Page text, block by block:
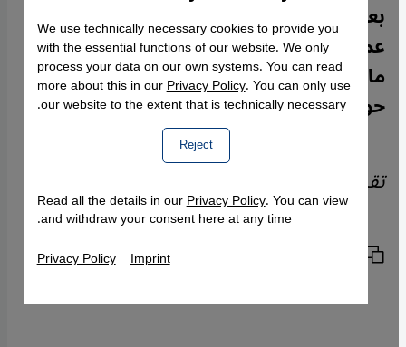
بعيدة. وكذلك تعيق قوَّات البحرية الإسرائيلية
عملهم وكثيرًا ما يتم ذلك بقوة السلاح. بيتينا
ماركس أعدَّت التقرير التالي من مدينة غزة
حول وضع الصيَّاديين هناك.
تقرير:
الطباعة
We use technically necessary cookies to provide you
with the essential functions of our website. We only
process your data on our own systems. You can read
more about this in ourPrivacy Policy. You can only use
our website to the extent that is technically necessary.
Reject
Read all the details in ourPrivacy Policy. You can view
and withdraw your consent here at any time.
Privacy Policy Imprint